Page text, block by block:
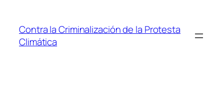
contenido
Contra la Criminalización de la Protesta
Climática